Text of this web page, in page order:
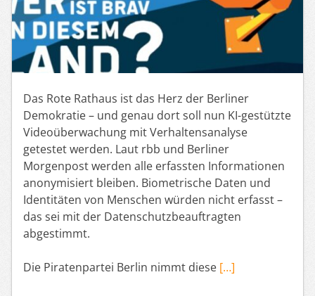
Das Rote Rathaus ist das Herz der Berliner
Demokratie – und genau dort soll nun KI-gestützte
Videoüberwachung mit Verhaltensanalyse
getestet werden. Laut rbb und Berliner
Morgenpost werden alle erfassten Informationen
anonymisiert bleiben. Biometrische Daten und
Identitäten von Menschen würden nicht erfasst –
das sei mit der Datenschutzbeauftragten
abgestimmt.
Die Piratenpartei Berlin nimmt diese […]